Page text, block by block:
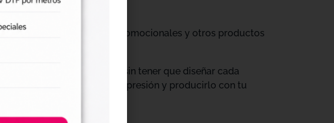
ropa infantil, prendas promocionales y otros productos
nuevas colecciones sin tener que diseñar cada
en tu programa de impresión y producirlo con tu